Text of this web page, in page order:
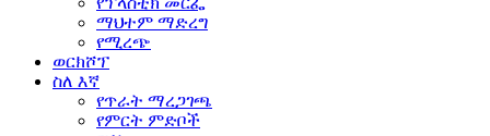
ማህተም ማድረግ
የሚረጭ
ወርክሾፕ
ስለ እኛ
የጥራት ማረጋገጫ
የምርት ምድቦች